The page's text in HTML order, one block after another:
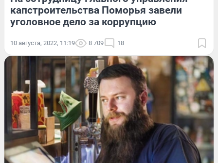
капстроительства Поморья завели
уголовное дело за коррупцию
10 августа, 2022, 11:19 8 709 18